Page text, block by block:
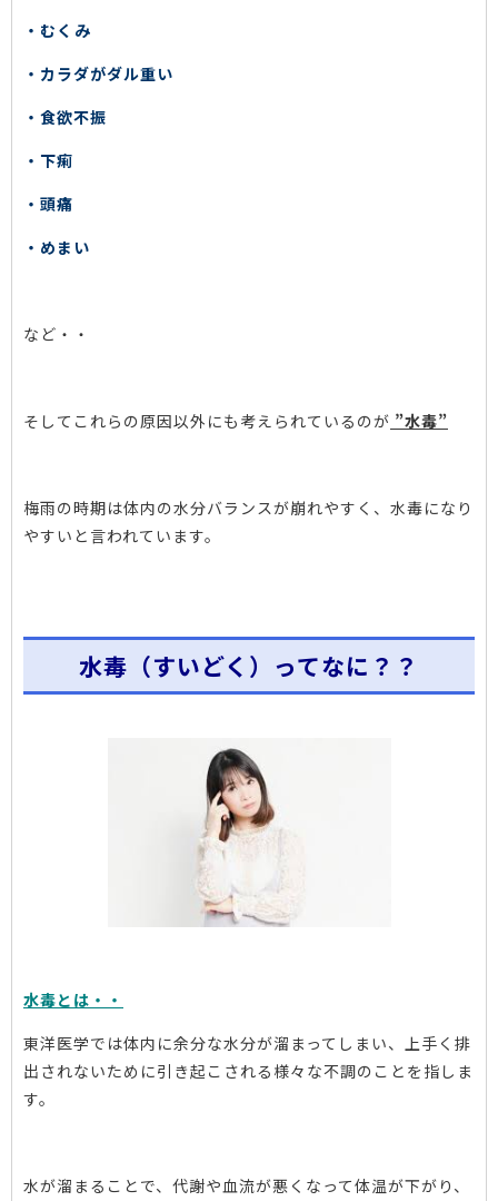
・むくみ
・カラダがダル重い
・食欲不振
・下痢
・頭痛
・めまい
など・・
そしてこれらの原因以外にも考えられているのが ”水毒”
梅雨の時期は体内の水分バランスが崩れやすく、水毒になり
やすいと言われています。
水毒（すいどく）ってなに？？
水毒とは・・
東洋医学では体内に余分な水分が溜まってしまい、上手く排
出されないために引き起こされる様々な不調のことを指しま
す。
水が溜まることで、代謝や血流が悪くなって体温が下がり、